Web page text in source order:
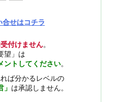
合せはコチラ
付けません。
望」は
ントしてください。
ば分かるレベルの
は承認しません。